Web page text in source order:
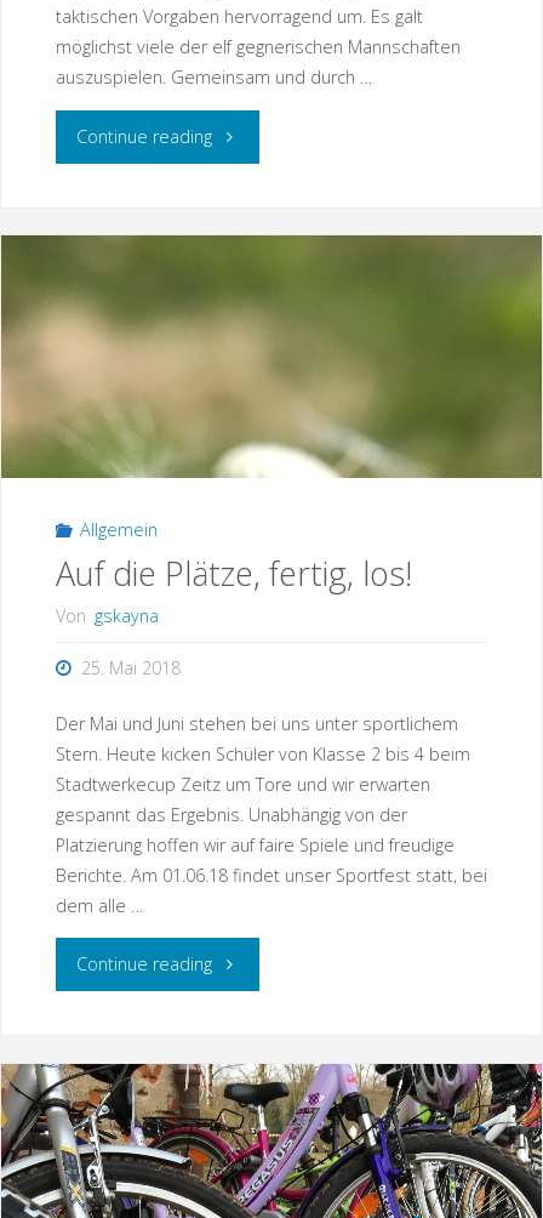
taktischen Vorgaben hervorragend um. Es galt
möglichst viele der elf gegnerischen Mannschaften
auszuspielen. Gemeinsam und durch …
Continue reading"Kayna
noch
Allgemein
Auf die Plätze, fertig, los!
Von gskayna
25. Mai 2018
Der Mai und Juni stehen bei uns unter sportlichem
Stern. Heute kicken Schüler von Klasse 2 bis 4 beim
Stadtwerkecup Zeitz um Tore und wir erwarten
gespannt das Ergebnis. Unabhängig von der
Platzierung hoffen wir auf faire Spiele und freudige
Berichte. Am 01.06.18 findet unser Sportfest statt, bei
dem alle …
Continue reading"Auf
Plätze,
fertig,
los!"